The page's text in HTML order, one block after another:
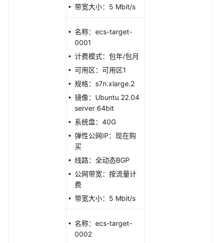
带宽大小：5 Mbit/s
名称：ecs-target-
0001
计费模式：包年/包月
可用区：可用区1
规格：s7n.xlarge.2
镜像：Ubuntu 22.04
server 64bit
系统盘：40G
弹性公网IP：现在购
买
线路：全动态BGP
公网带宽：按流量计
费
带宽大小：5 Mbit/s
名称：ecs-target-
0002